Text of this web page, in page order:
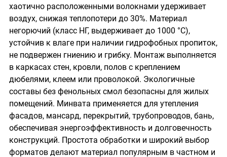
хаотично расположенными волокнами удерживает
воздух, снижая теплопотери до 30%. Материал
негорючий (класс НГ, выдерживает до 1000 °С),
устойчив к влаге при наличии гидрофобных пропиток,
не подвержен гниению и грибку. Монтаж выполняется
в каркасах стен, кровли, полов с креплением
дюбелями, клеем или проволокой. Экологичные
составы без фенольных смол безопасны для жилых
помещений. Минвата применяется для утепления
фасадов, мансард, перекрытий, трубопроводов, бань,
обеспечивая энергоэффективность и долговечность
конструкций. Простота обработки и широкий выбор
форматов делают материал популярным в частном и